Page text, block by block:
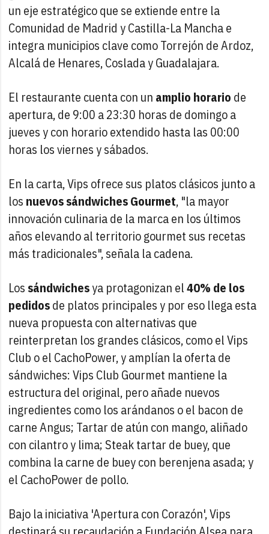
un eje estratégico que se extiende entre la
Comunidad de Madrid y Castilla-La Mancha e
integra municipios clave como Torrejón de Ardoz,
Alcalá de Henares, Coslada y Guadalajara.
El restaurante cuenta con un amplio horario de
apertura, de 9:00 a 23:30 horas de domingo a
jueves y con horario extendido hasta las 00:00
horas los viernes y sábados.
En la carta, Vips ofrece sus platos clásicos junto a
los nuevos sándwiches Gourmet, "la mayor
innovación culinaria de la marca en los últimos
años elevando al territorio gourmet sus recetas
más tradicionales", señala la cadena.
Los sándwichesya protagonizan el40% de los
pedidosde platos principales y por eso llega esta
nueva propuesta con alternativas que
reinterpretan los grandes clásicos, como el Vips
Club o el CachoPower, y amplían la oferta de
sándwiches: Vips Club Gourmet mantiene la
estructura del original, pero añade nuevos
ingredientes como los arándanos o el bacon de
carne Angus; Tartar de atún con mango, aliñado
con cilantro y lima; Steak tartar de buey, que
combina la carne de buey con berenjena asada; y
el CachoPower de pollo.
Bajo la iniciativa 'Apertura con Corazón', Vips